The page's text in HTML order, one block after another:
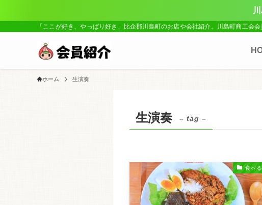
「ここが好き、やっぱり好き」比企郡川島町のお店や会社紹介。川島町商工会会
ホーム 生演奏
生演奏 – tag –
食べる